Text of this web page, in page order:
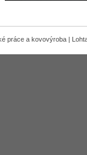
práce a kovovýroba |